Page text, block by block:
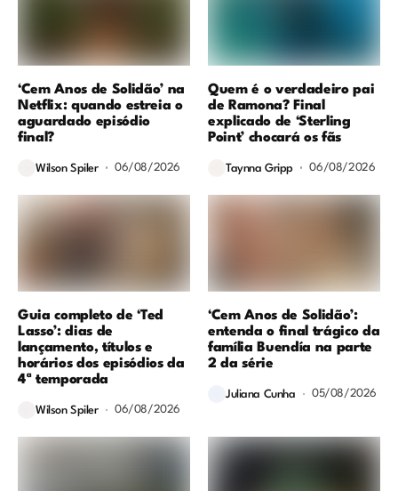
‘Cem Anos de Solidão’ na
Netflix: quando estreia o
aguardado episódio
final?
Wilson Spiler 06/08/2026
Quem é o verdadeiro pai
de Ramona? Final
explicado de ‘Sterling
Point’ chocará os fãs
Taynna Gripp 06/08/2026
Guia completo de ‘Ted
Lasso’: dias de
lançamento, títulos e
horários dos episódios da
4ª temporada
Wilson Spiler 06/08/2026
‘Cem Anos de Solidão’:
entenda o final trágico da
família Buendía na parte
2 da série
Juliana Cunha 05/08/2026